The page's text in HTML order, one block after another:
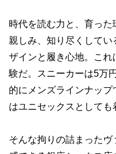
時代を読む力と、育っ
親しみ、知り尽くして
ザインと履き心地。こ
験だ。スニーカーは5万
的にメンズラインナッ
はユニセックスとしても
そんな拘りの詰まった